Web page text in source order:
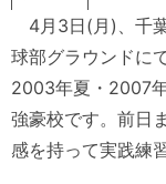
4月3日(月)、千
球部グラウンドに
2003年夏・2007
強豪校です。前日
感を持って実践練